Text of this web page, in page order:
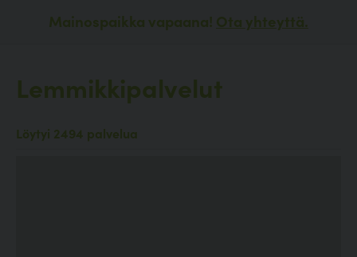
Mainospaikka vapaana! Ota yhteyttä.
Lemmikkipalvelut
Löytyi 2494 palvelua